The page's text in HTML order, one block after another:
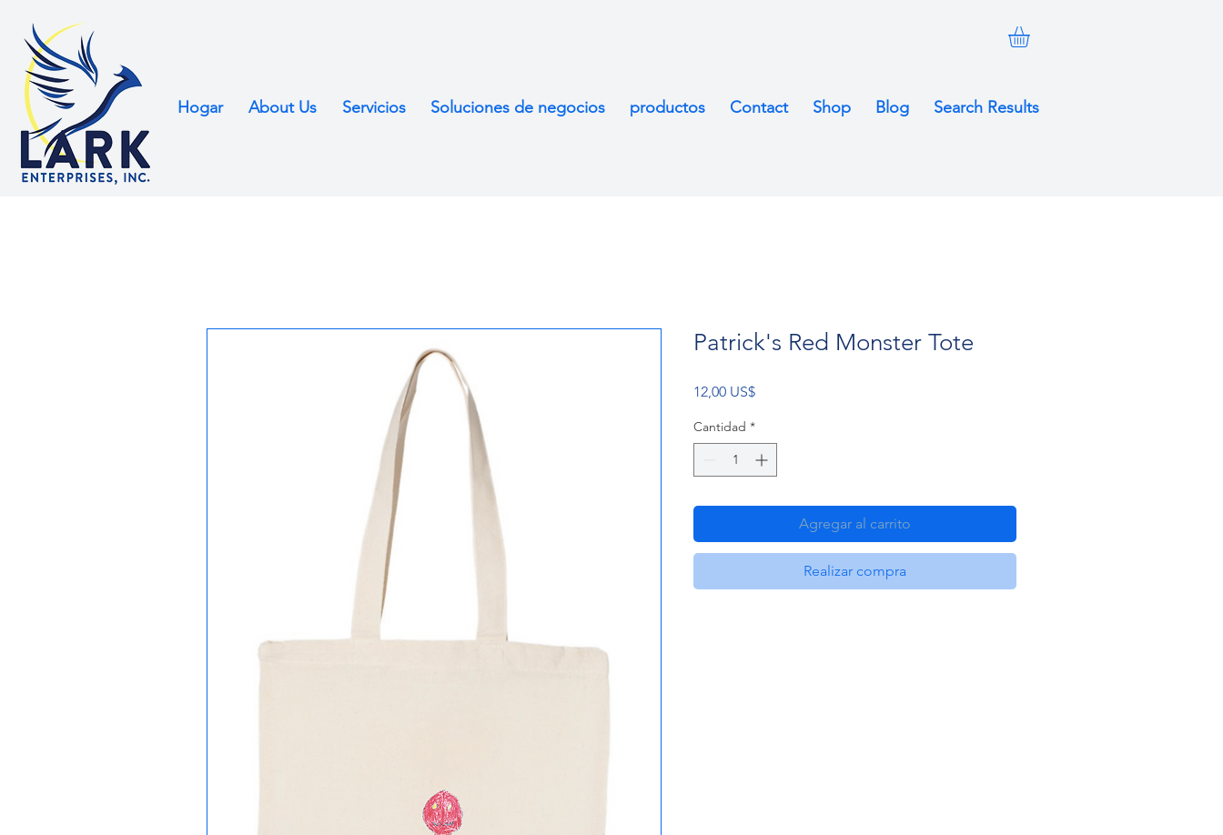
Hogar About Us Servicios Soluciones de negocios productos Contact Shop Blog Search Results
Patrick's Red Monster Tote
12,00 US$Precio
Cantidad *
Agregar al carrito
Realizar compra